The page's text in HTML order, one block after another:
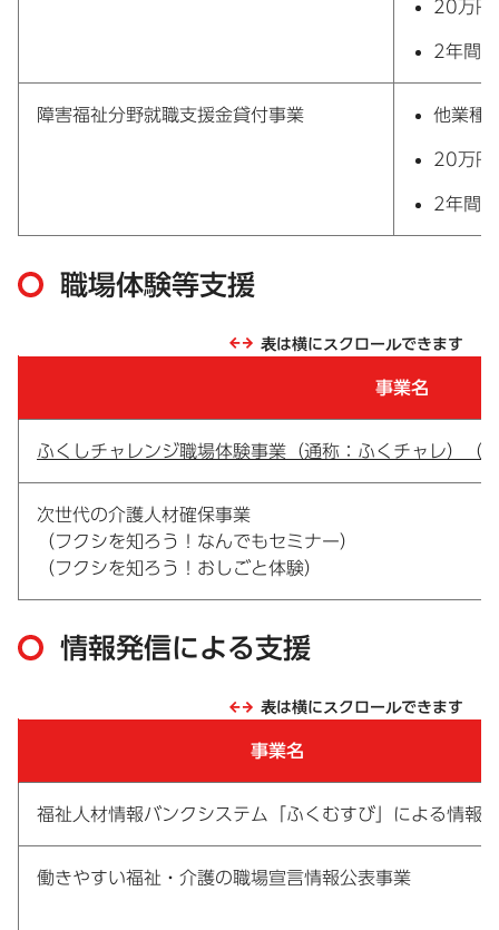
20万円
2年間
障害福祉分野就職支援金貸付事業 他業種
20万円
2年間
職場体験等支援
表は横にスクロールできます
事業名
ふくしチャレンジ職場体験事業（通称：ふくチャレ）（
次世代の介護人材確保事業
（フクシを知ろう！なんでもセミナー）
（フクシを知ろう！おしごと体験）
情報発信による支援
表は横にスクロールできます
事業名
福祉人材情報バンクシステム「ふくむすび」による情報
働きやすい福祉・介護の職場宣言情報公表事業